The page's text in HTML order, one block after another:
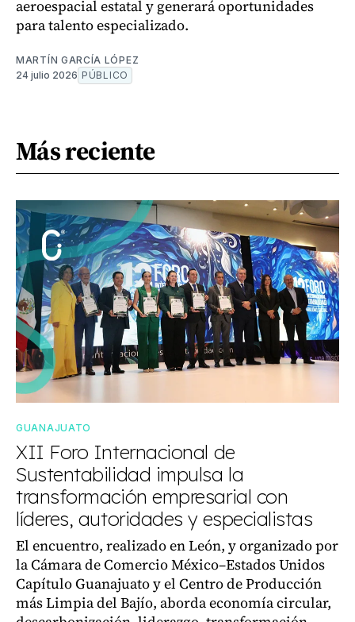
aeroespacial estatal y generará oportunidades
para talento especializado.
MARTÍN GARCÍA LÓPEZ
24 julio 2026 PÚBLICO
Más reciente
GUANAJUATO
XII Foro Internacional de
Sustentabilidad impulsa la
transformación empresarial con
líderes, autoridades y especialistas
El encuentro, realizado en León, y organizado por
la Cámara de Comercio México–Estados Unidos
Capítulo Guanajuato y el Centro de Producción
más Limpia del Bajío, aborda economía circular,